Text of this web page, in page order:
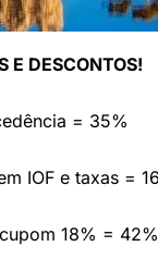
E DESCONTOS!
= 35%
IOF e taxas =
18% = 42%